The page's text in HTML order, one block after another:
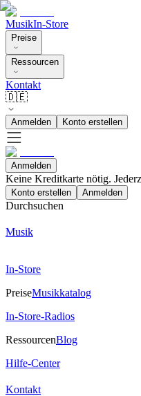
MusikIn-Store
Preise
Ressourcen
Kontakt
🇩🇪
Anmelden Konto erstellen
Anmelden
Keine Kreditkarte nötig.
Konto erstellen Anmelden
Durchsuchen
Musik
In-Store
PreiseMusikkatalog
In-Store-Radios
RessourcenBlog
Hilfe-Center
Kontakt